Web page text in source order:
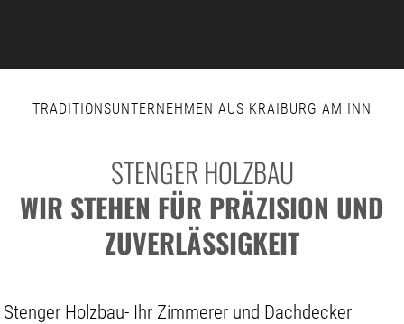
TRADITIONSUNTERNEHMEN AUS KRAIBURG AM INN
STENGER HOLZBAU
WIR STEHEN FÜR PRÄZISION UND
ZUVERLÄSSIGKEIT
Stenger Holzbau- Ihr Zimmerer und Dachdecker